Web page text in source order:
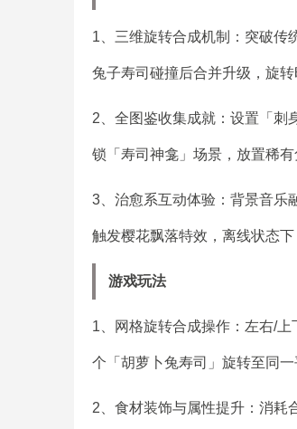
1、三维旋转合成机制：突破
兔子寿司碰撞后合并升级，旋
2、全图鉴收集成就：设置「刺
锁「寿司神龛」场景，放置稀有
3、治愈系互动体验：背景音乐
触发樱花飘落特效，离线状态
游戏玩法
1、网格旋转合成操作：左右/
个「胡萝卜兔寿司」旋转至同一
2、食材装饰与属性提升：消